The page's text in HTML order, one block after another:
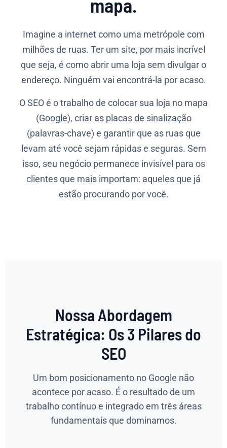
mapa.
Imagine a internet como uma metrópole com
milhões de ruas. Ter um site, por mais incrível
que seja, é como abrir uma loja sem divulgar o
endereço. Ninguém vai encontrá-la por acaso.
O SEO é o trabalho de colocar sua loja no mapa
(Google), criar as placas de sinalização
(palavras-chave) e garantir que as ruas que
levam até você sejam rápidas e seguras. Sem
isso, seu negócio permanece invisível para os
clientes que mais importam: aqueles que já
estão procurando por você.
Nossa Abordagem
Estratégica: Os 3 Pilares do
SEO
Um bom posicionamento no Google não
acontece por acaso. É o resultado de um
trabalho contínuo e integrado em três áreas
fundamentais que dominamos.